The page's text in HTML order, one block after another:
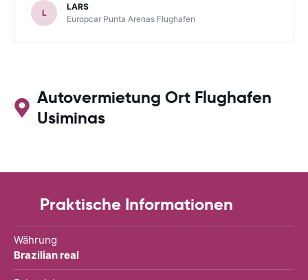
L
LARS
Europcar Punta Arenas Flughafen
Autovermietung Ort Flughafen
Usiminas
Praktische Informationen
Währung
Brazilian real